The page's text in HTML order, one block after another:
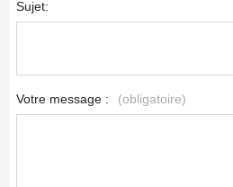
Sujet:
Votre message : (obligatoire)